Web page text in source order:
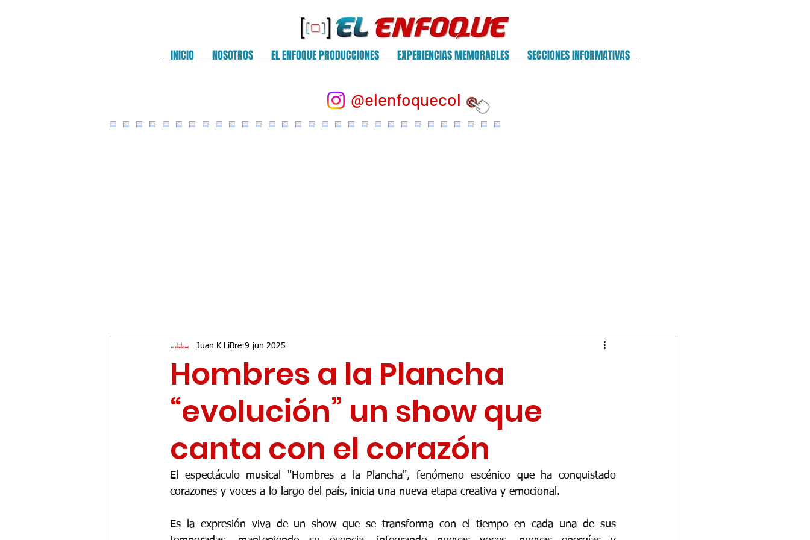
INICIO NOSOTROS EL ENFOQUE PRODUCCIONES EXPERIENCIAS MEMORABLES SECCIONES INFORMATIVAS
@elenfoquecol
Hombres a la Plancha
“evolución” un show que
canta con el corazón
Juan K LiBre 9 jun 2025
El espectáculo musical "Hombres a la Plancha", fenómeno escénico que ha conquistado
corazones y voces a lo largo del país, inicia una nueva etapa creativa y emocional.
Es la expresión viva de un show que se transforma con el tiempo en cada una de sus